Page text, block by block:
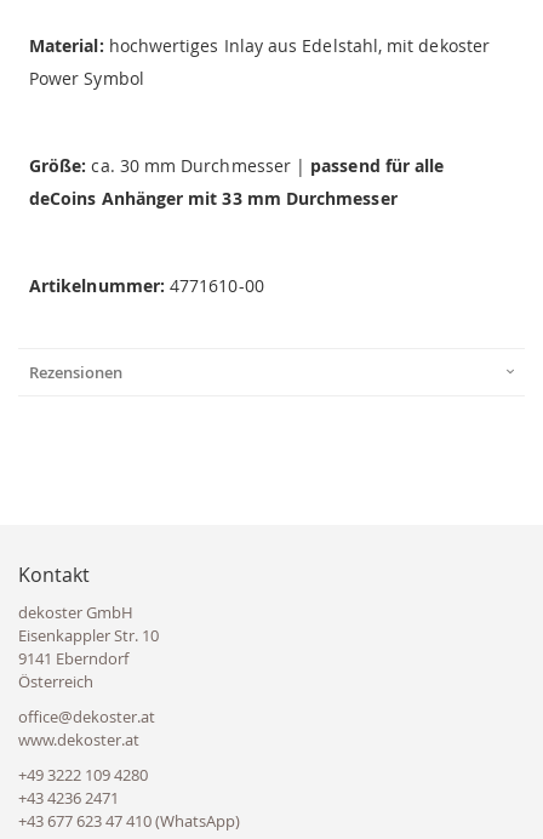
Material: hochwertiges Inlay aus Edelstahl, mit dekoster
Power Symbol
Größe: ca. 30 mm Durchmesser | passend für alle
deCoins Anhänger mit 33 mm Durchmesser
Artikelnummer:4771610-00
Rezensionen
Kontakt
dekoster GmbH
Eisenkappler Str. 10
9141 Eberndorf
Österreich
office@dekoster.at
www.dekoster.at
+49 3222 109 4280
+43 4236 2471
+43 677 623 47 410 (WhatsApp)